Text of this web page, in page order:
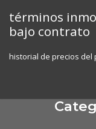
content
términos
bajo contrato
historial de precios del